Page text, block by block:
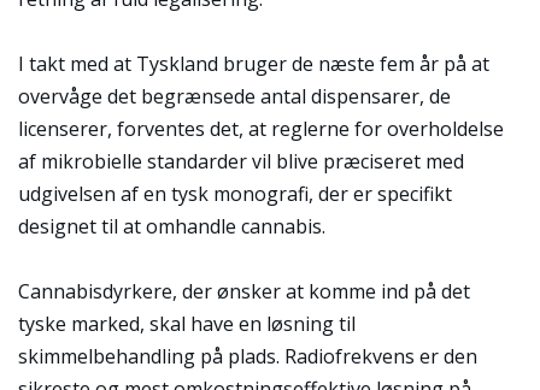
I takt med at Tyskland bruger de næste fem år på at
overvåge det begrænsede antal dispensarer, de
licenserer, forventes det, at reglerne for overholdelse
af mikrobielle standarder vil blive præciseret med
udgivelsen af en tysk monografi, der er specifikt
designet til at omhandle cannabis.
Cannabisdyrkere, der ønsker at komme ind på det
tyske marked, skal have en løsning til
skimmelbehandling på plads. Radiofrekvens er den